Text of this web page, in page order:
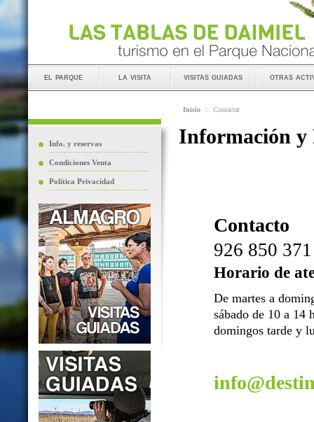
el parque la visita visitas guiadas otras
Info. y reservas
Condiciones Venta
Política Privacidad
Inicio :: Contactar
Información y
Contacto
926 850 371
Horario de
De martes a
sábado de 10 a 14
domingos tarde y